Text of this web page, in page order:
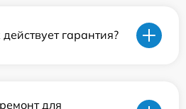
гарантия?
для